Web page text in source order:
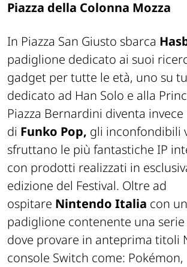
Piazza della Colonna Mozza
In Piazza San Giusto sbarca
padiglione dedicato ai suoi
gadget per tutte le età, uno su
dedicato ad Han Solo e alla
Piazza Bernardini diventa invece
di Funko Pop, gli inconfondibili
sfruttano le più fantastiche IP
con prodotti realizzati in
edizione del Festival. Oltre ad
ospitare Nintendo Italia con
padiglione contenente una
dove provare in anteprima titoli
console Switch come: Pokémon,